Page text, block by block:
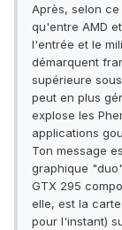
Après, selon ce
qu'entre AMD
l'entrée et le
démarquent
supérieure
peut en plus
explose les
applications
Ton message
graphique
GTX 295
elle, est la
pour l'instant)